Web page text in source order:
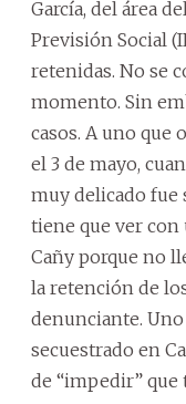
García, del área
Previsión Social
retenidas. No se
momento. Sin
casos. A uno que
el 3 de mayo,
muy delicado fue
tiene que ver con
Cañy porque no
la retención de
denunciante.
secuestrado en
de “impedir” que